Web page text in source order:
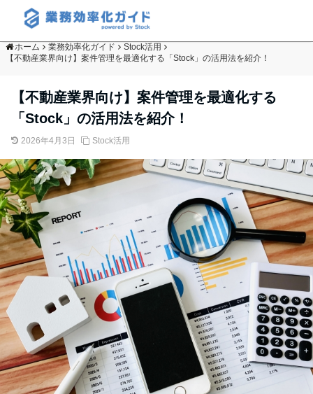
ホーム 業務効率化ガイド
Stock活用
【不動産業界向け】案件管理を最適化する「Stock」の活用法を紹介！
【不動産業界向け】案件管理を最適化する
「Stock」の活用法を紹介！
2026年4月3日 Stock活用